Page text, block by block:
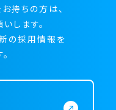
持ちの方は、
します。
の採用情報を